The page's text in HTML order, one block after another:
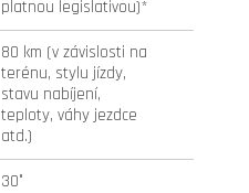
platnou legislativou)*
80 km (v závislosti na
terénu, stylu jízdy,
stavu nabíjení,
teploty, váhy jezdce
atd.)
30°